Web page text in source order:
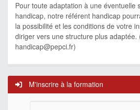
Pour toute adaptation à une éventuelle
handicap, notre référent handicap
la possibilité et les conditions de votre
diriger vers une structure plus adaptée.
handicap@pepci.fr)
M'inscrire à la formation